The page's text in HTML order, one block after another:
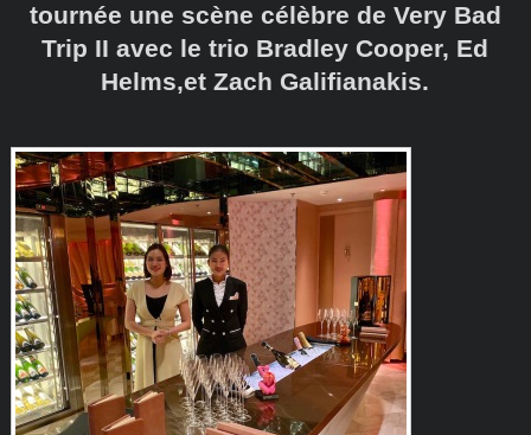
tournée une scène célèbre de Very Bad
Trip II avec le trio Bradley Cooper, Ed
Helms,et Zach Galifianakis.